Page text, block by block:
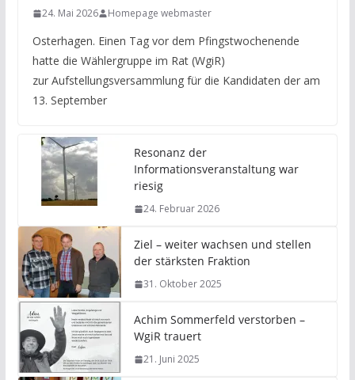
24. Mai 2026 Homepage webmaster
Osterhagen. Einen Tag vor dem Pfingstwochenende
hatte die Wählergruppe im Rat (WgiR)
zur Aufstellungsversammlung für die Kandidaten der am
13. September
Resonanz der
Informationsveranstaltung war
riesig
24. Februar 2026
Ziel – weiter wachsen und stellen
der stärksten Fraktion
31. Oktober 2025
Achim Sommerfeld verstorben –
WgiR trauert
21. Juni 2025